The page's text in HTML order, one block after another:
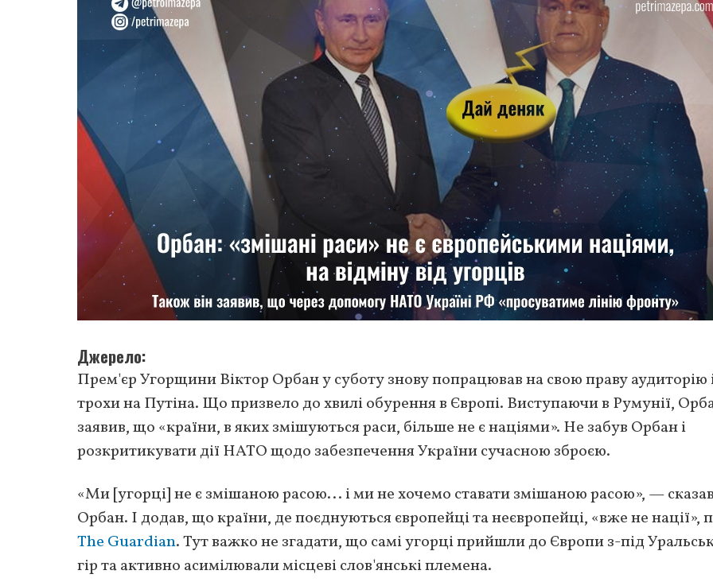
Джерело
Прем'єр Угорщини Віктор Орбан у суботу знову попрацював на свою праву аудиторію
трохи на Путіна. Що призвело до хвилі обурення в Європі. Виступаючи в Румунії,
заявив, що «країни, в яких змішуються раси, більше не є націями». Не забув Орбан і
розкритикувати дії НАТО щодо забезпечення України сучасною зброєю.
«Ми [угорці] не є змішаною расою... і ми не хочемо ставати змішаною расою», — сказав
Орбан. І додав, що країни, де поєднуються європейці та неєвропейці, «вже не нації»,
The Guardian. Тут важко не згадати, що самі угорці прийшли до Європи з-під
гір та активно асимілювали місцеві слов'янські племена.